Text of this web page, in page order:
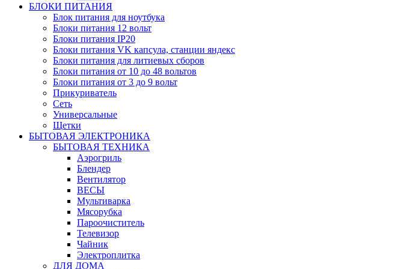
БЛОКИ ПИТАНИЯ
Блок питания для ноутбука
Блоки питания 12 вольт
Блоки питания IP20
Блоки питания VK капсула, станции яндекс
Блоки питания для литиевых сборов
Блоки питания от 10 до 48 вольтов
Блоки питания от 3 до 9 вольт
Прикуриватель
Сеть
Универсальные
Щетки
БЫТОВАЯ ЭЛЕКТРОНИКА
БЫТОВАЯ ТЕХНИКА
Аэрогриль
Блендер
Вентилятор
ВЕСЫ
Мультиварка
Мясорубка
Пароочиститель
Телевизор
Чайник
Электроплитка
ДЛЯ ДОМА